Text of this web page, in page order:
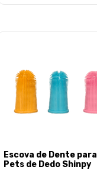
Escova de Dente para
Pets de Dedo Shinpy